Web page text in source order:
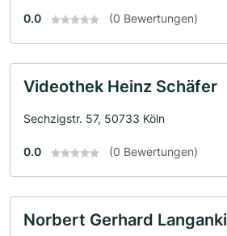
0.0 (0 Bewertungen)
Videothek Heinz Schäfer
Sechzigstr. 57, 50733 Köln
0.0 (0 Bewertungen)
Norbert Gerhard Langanki